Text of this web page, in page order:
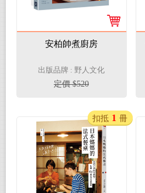
安柏帥煮廚房
出版品牌 : 野人文化
定價 $520
扣抵 1 冊